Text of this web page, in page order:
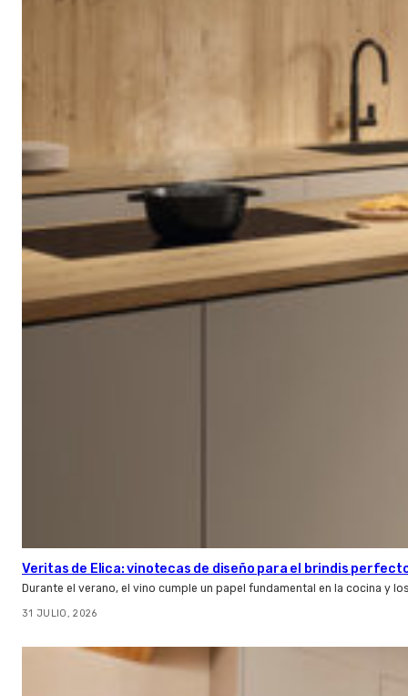
Veritas de Elica: vinotecas de diseño para el brindis
Durante el verano, el vino cumple un papel fundamental en la cocina y
31 JULIO, 2026